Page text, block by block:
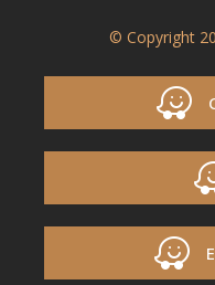
© Copyright